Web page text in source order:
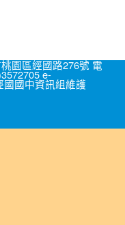
園區經國路276號 電
e-
國國中資訊組維護